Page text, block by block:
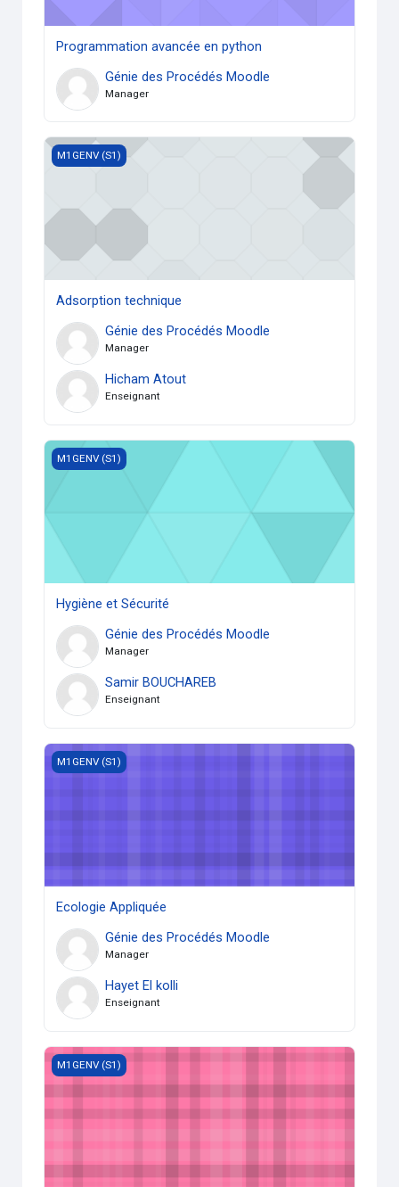
Programmation avancée en python
Génie des Procédés Moodle
Manager
Adsorption technique
M1GENV (S1)
Adsorption technique
Génie des Procédés Moodle
Manager
Hicham Atout
Enseignant
Hygiène et Sécurité
M1GENV (S1)
Hygiène et Sécurité
Génie des Procédés Moodle
Manager
Samir BOUCHAREB
Enseignant
Ecologie Appliquée
M1GENV (S1)
Ecologie Appliquée
Génie des Procédés Moodle
Manager
Hayet El kolli
Enseignant
TP Génie de l’environnement 1
M1GENV (S1)